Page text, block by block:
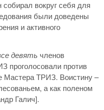
вокруг себя для
были доведены
и активного
девять членов
проголосовали против
Мастера ТРИЗ. Воистину –
а как поленом
Галич].